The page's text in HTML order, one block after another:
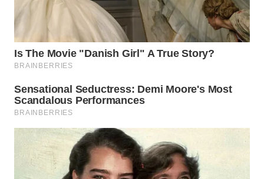
TAPANULI
UTARA
WN
SAMOSIR
WN
LAWAS